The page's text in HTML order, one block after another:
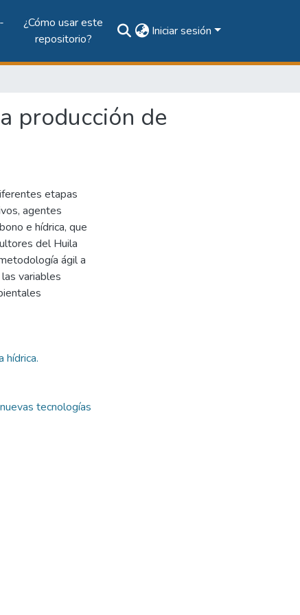
¿Cómo usar este
repositorio?
Iniciar sesión
producción de
etapas
agentes
e hídrica, que
del Huila
ágil a
variables
hídrica.
tecnologías